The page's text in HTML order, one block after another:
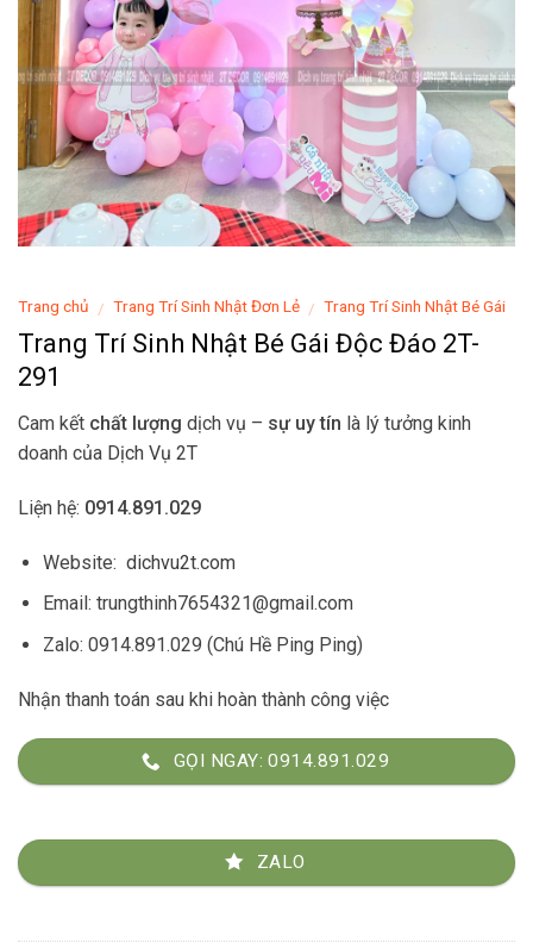
Trang chủ / Trang Trí Sinh Nhật Đơn Lẻ / Trang Trí Sinh Nhật Bé Gái
Trang Trí Sinh Nhật Bé Gái Độc Đáo 2T-
291
Cam kết chất lượng dịch vụ – sự uy tín là lý tưởng kinh
doanh của Dịch Vụ 2T
Liện hệ: 0914.891.029
Website: dichvu2t.com
Email: trungthinh7654321@gmail.com
Zalo: 0914.891.029 (Chú Hề Ping Ping)
Nhận thanh toán sau khi hoàn thành công việc
GỌI NGAY: 0914.891.029
ZALO